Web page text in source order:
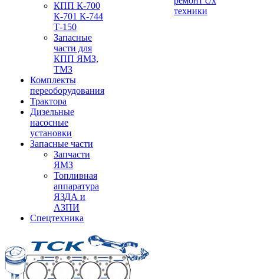
КПП К-700
К-701 К-744
Т-150
Запасные
части для
КПП ЯМЗ,
ТМЗ
Комплекты
переоборудования
Трактора
Дизельные
насосные
установки
Запасные части
Запчасти
ЯМЗ
Топливная
аппаратура
ЯЗДА и
АЗПИ
Спецтехника
техники